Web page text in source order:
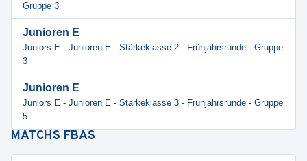
Gruppe 3
Junioren E
Juniors E - Junioren E - Stärkeklasse 2 - Frühjahrsrunde - Gruppe
3
Junioren E
Juniors E - Junioren E - Stärkeklasse 3 - Frühjahrsrunde - Gruppe
5
MATCHS FBAS